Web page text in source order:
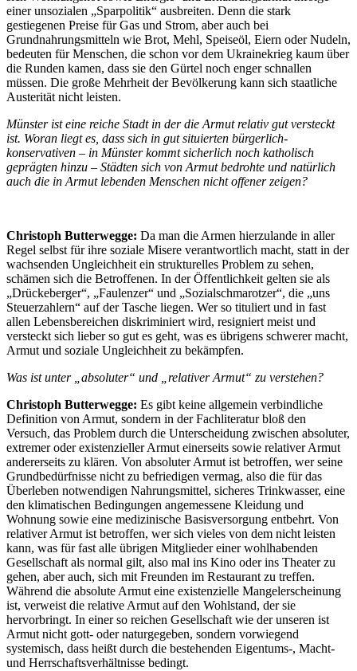
einer unsozialen „Sparpolitik“ ausbreiten. Denn die stark
gestiegenen Preise für Gas und Strom, aber auch bei
Grundnahrungsmitteln wie Brot, Mehl, Speiseöl, Eiern oder Nudeln,
bedeuten für Menschen, die schon vor dem Ukrainekrieg kaum über
die Runden kamen, dass sie den Gürtel noch enger schnallen
müssen. Die große Mehrheit der Bevölkerung kann sich staatliche
Austerität nicht leisten.
Münster ist eine reiche Stadt in der die Armut relativ gut versteckt
ist. Woran liegt es, dass sich in gut situierten bürgerlich-
konservativen – in Münster kommt sicherlich noch katholisch
geprägten hinzu – Städten sich von Armut bedrohte und natürlich
auch die in Armut lebenden Menschen nicht offener zeigen?
Christoph Butterwegge: Da man die Armen hierzulande in aller
Regel selbst für ihre soziale Misere verantwortlich macht, statt in der
wachsenden Ungleichheit ein strukturelles Problem zu sehen,
schämen sich die Betroffenen. In der Öffentlichkeit gelten sie als
„Drückeberger“, „Faulenzer“ und „Sozialschmarotzer“, die „uns
Steuerzahlern“ auf der Tasche liegen. Wer so tituliert und in fast
allen Lebensbereichen diskriminiert wird, resigniert meist und
versteckt sich lieber so gut es geht, was es übrigens schwerer macht,
Armut und soziale Ungleichheit zu bekämpfen.
Was ist unter „absoluter“ und „relativer Armut“ zu verstehen?
Christoph Butterwegge: Es gibt keine allgemein verbindliche
Definition von Armut, sondern in der Fachliteratur bloß den
Versuch, das Problem durch die Unterscheidung zwischen absoluter,
extremer oder existenzieller Armut einerseits sowie relativer Armut
andererseits zu klären. Von absoluter Armut ist betroffen, wer seine
Grundbedürfnisse nicht zu befriedigen vermag, also die für das
Überleben notwendigen Nahrungsmittel, sicheres Trinkwasser, eine
den klimatischen Bedingungen angemessene Kleidung und
Wohnung sowie eine medizinische Basisversorgung entbehrt. Von
relativer Armut ist betroffen, wer sich vieles von dem nicht leisten
kann, was für fast alle übrigen Mitglieder einer wohlhabenden
Gesellschaft als normal gilt, also mal ins Kino oder ins Theater zu
gehen, aber auch, sich mit Freunden im Restaurant zu treffen.
Während die absolute Armut eine existenzielle Mangelerscheinung
ist, verweist die relative Armut auf den Wohlstand, der sie
hervorbringt. In einer so reichen Gesellschaft wie der unseren ist
Armut nicht gott- oder naturgegeben, sondern vorwiegend
systemisch, dass heißt durch die bestehenden Eigentums-, Macht-
und Herrschaftsverhältnisse bedingt.